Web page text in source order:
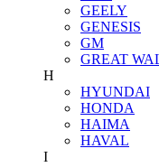
GEELY
GENESIS
GM
GREAT
H
HYUNDAI
HONDA
HAIMA
HAVAL
I